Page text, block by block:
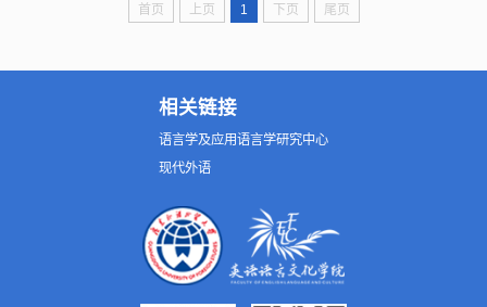
首页 上页 1 下页 尾页
相关链接
语言学及应用语言学研究中心
现代外语